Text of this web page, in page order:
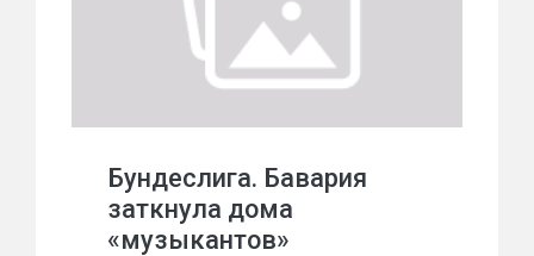
Бундеслига. Бавария
заткнула дома
«музыкантов»